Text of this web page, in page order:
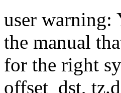
user warning:
the manual
for the right
offset_dst,